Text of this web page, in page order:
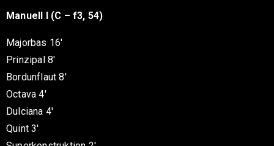
Manuell I (C – f3, 54)
Majorbas 16′
Prinzipal 8′
Bordunflaut 8′
Octava 4′
Dulciana 4′
Quint 3′